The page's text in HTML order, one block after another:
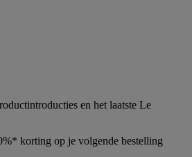
en het laatste Le
korting op je volgende bestelling